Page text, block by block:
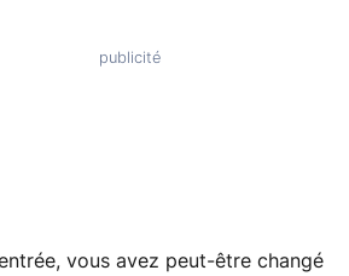
vous avez peut-être changé